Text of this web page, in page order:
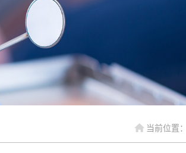
当前位置：